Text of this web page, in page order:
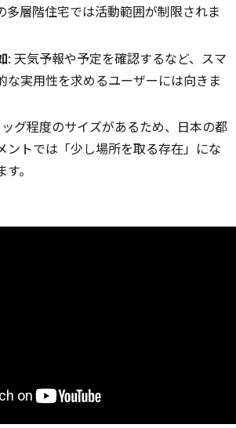
多層階住宅では活動範囲が制限されま
: 天気予報や予定を確認するなど、スマ
な実用性を求めるユーザーには向きま
グ程度のサイズがあるため、日本の都
ントでは「少し場所を取る存在」にな
。